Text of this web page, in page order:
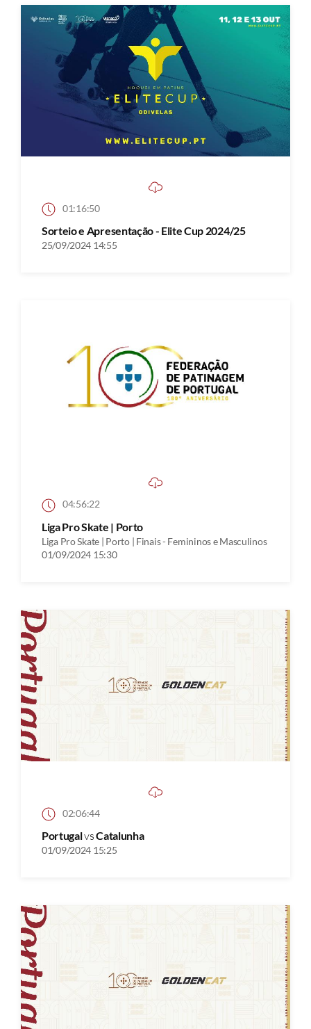
01:16:50
Sorteio e Apresentação - Elite Cup 2024/25
25/09/2024 14:55
04:56:22
Liga Pro Skate | Porto
Liga Pro Skate | Porto | Finais - Femininos e Masculinos
01/09/2024 15:30
02:06:44
PortugalvsCatalunha
01/09/2024 15:25